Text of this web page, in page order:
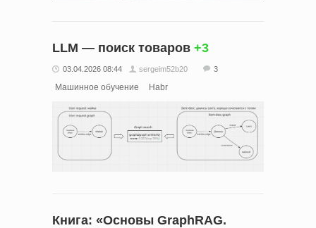
LLM — поиск товаров +3
03.04.2026 08:44 sergeim52b20 3
Машинное обучение Habr
Книга: «Основы GraphRAG.